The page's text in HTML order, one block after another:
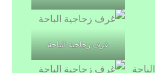
غرف زجاجية الباحة